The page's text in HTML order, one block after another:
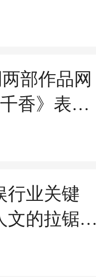
部作品网
香》表现
行业关键
文的拉锯间